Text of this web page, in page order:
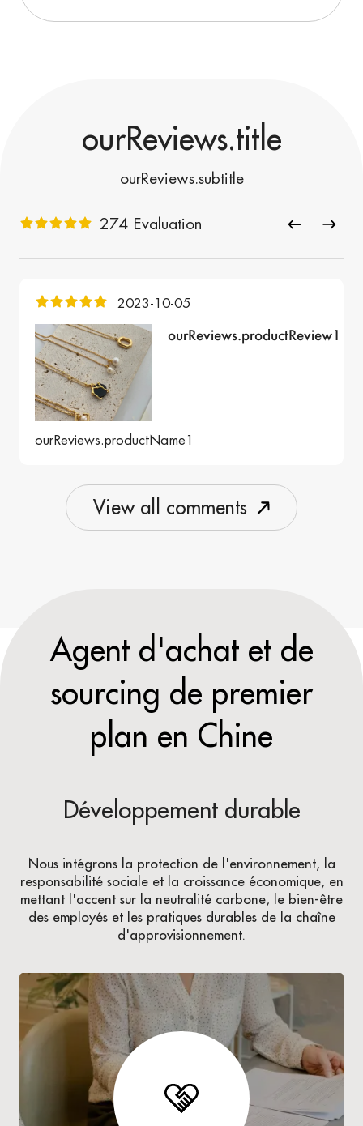
ourReviews.title
ourReviews.subtitle
274 Evaluation
2023-10-05
ourReviews.productName1
ourReviews.productReview1
View al comments
Agent d'achat et de
sourcing de premier
plan en Chine
Développement durable
Nous intégrons la protection de l'environnement, la
responsabilité sociale et la croissance économique, en
mettant l'accent sur la neutralité carbone, le bien-être
des employés et les pratiques durables de la chaîne
d'approvisionnement.